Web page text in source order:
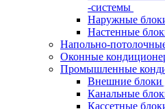
-системы
Наружные
Настенные
Напольно-
Оконные
Промышленные
Внешние блоки
Канальные
Кассетные